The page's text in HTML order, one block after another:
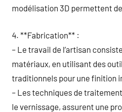
modélisation 3D permettent
4. **Fabrication** :
– Le travail de l’artisan
matériaux, en utilisant des
traditionnels pour une finition
– Les techniques de
le vernissage, assurent une